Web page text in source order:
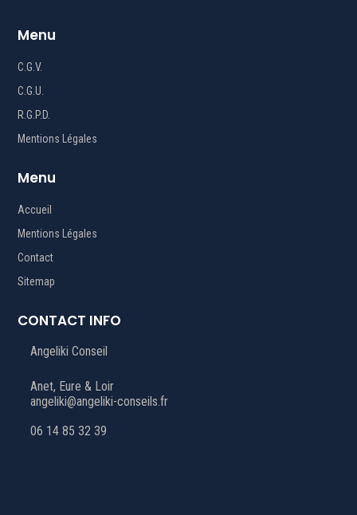
Menu
C.G.V.
C.G.U.
R.G.P.D.
Mentions Légales
Menu
Accueil
Mentions Légales
Contact
Sitemap
CONTACT INFO
Angeliki Conseil
Anet, Eure & Loir
angeliki@angeliki-conseils.fr
06 14 85 32 39